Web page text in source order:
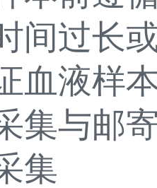
间过长
血液样
与邮
集